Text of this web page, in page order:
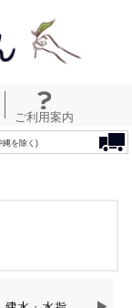
ご利用案内
縄を除く)